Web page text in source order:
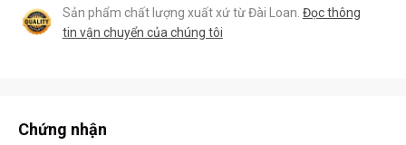
Sản phẩm chất lượng xuất xứ từ Đài Loan. Đọc thông
tin vận chuyển của chúng tôi
Chứng nhận